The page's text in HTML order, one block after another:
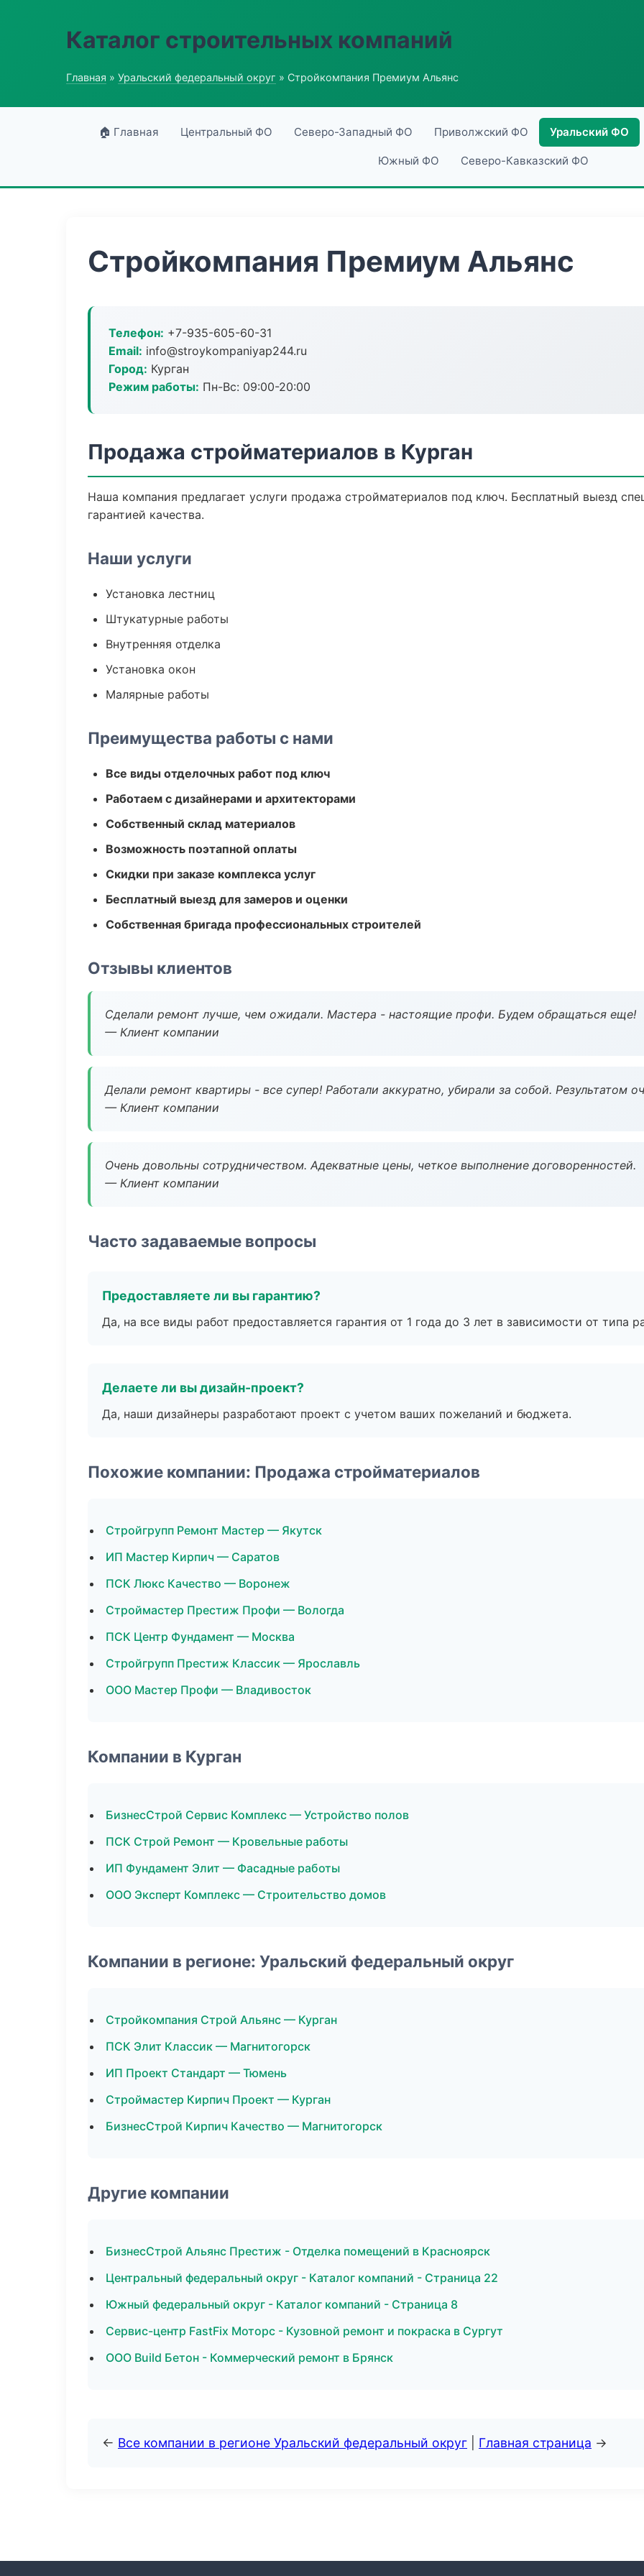
Каталог строительных компаний
Главная » Уральский федеральный округ » Стройкомпания Премиум Альянс
🏠 Главная Центральный ФО Северо-Западный ФО Приволжский ФО Уральский ФО
Южный ФО Северо-Кавказский ФО
Стройкомпания Премиум Альянс
Телефон: +7-935-605-60-31
Email: info@stroykompaniyap244.ru
Город: Курган
Режим работы: Пн-Вс: 09:00-20:00
Продажа стройматериалов в Курган
Наша компания предлагает услуги продажа стройматериалов под ключ. Бесплатный выезд
гарантией качества.
Наши услуги
Установка лестниц
Штукатурные работы
Внутренняя отделка
Установка окон
Малярные работы
Преимущества работы с нами
Все виды отделочных работ под ключ
Работаем с дизайнерами и архитекторами
Собственный склад материалов
Возможность поэтапной оплаты
Скидки при заказе комплекса услуг
Бесплатный выезд для замеров и оценки
Собственная бригада профессиональных строителей
Отзывы клиентов
Сделали ремонт лучше, чем ожидали. Мастера - настоящие профи. Будем обращаться еще!
— Клиент компании
Делали ремонт квартиры - все супер! Работали аккуратно, убирали за собой. Результатом
— Клиент компании
Очень довольны сотрудничеством. Адекватные цены, четкое выполнение договоренностей.
— Клиент компании
Часто задаваемые вопросы
Предоставляете ли вы гарантию?
Да, на все виды работ предоставляется гарантия от 1 года до 3 лет в зависимости от типа
Делаете ли вы дизайн-проект?
Да, наши дизайнеры разработают проект с учетом ваших пожеланий и бюджета.
Похожие компании: Продажа стройматериалов
Стройгрупп Ремонт Мастер — Якутск
ИП Мастер Кирпич — Саратов
ПСК Люкс Качество — Воронеж
Строймастер Престиж Профи — Вологда
ПСК Центр Фундамент — Москва
Стройгрупп Престиж Классик — Ярославль
ООО Мастер Профи — Владивосток
Компании в Курган
БизнесСтрой Сервис Комплекс — Устройство полов
ПСК Строй Ремонт — Кровельные работы
ИП Фундамент Элит — Фасадные работы
ООО Эксперт Комплекс — Строительство домов
Компании в регионе: Уральский федеральный округ
Стройкомпания Строй Альянс — Курган
ПСК Элит Классик — Магнитогорск
ИП Проект Стандарт — Тюмень
Строймастер Кирпич Проект — Курган
БизнесСтрой Кирпич Качество — Магнитогорск
Другие компании
БизнесСтрой Альянс Престиж - Отделка помещений в Красноярск
Центральный федеральный округ - Каталог компаний - Страница 22
Южный федеральный округ - Каталог компаний - Страница 8
Сервис-центр FastFix Моторс - Кузовной ремонт и покраска в Сургут
ООО Build Бетон - Коммерческий ремонт в Брянск
← Все компании в регионе Уральский федеральный округ Главная страница →